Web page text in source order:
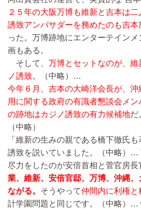
２５年の大阪万博も維新と吉本は二
誘致アンバサダーを務めたのも吉
った。万博跡地にエンターテイン
画もある。
そして、 万博とセットなのが、
ノ誘致。
（中略）…
今年６月、吉本の大崎洋会長が、沖
用に関する政府の有識者懇談会メ
の跡地はカジノ誘致の有力候補地だ
（中略）
「維新の生みの親である橋下徹氏
誘致を説いていました。
（中略）…
尽力をしたのが安倍首相と菅官房長
業、維新、安倍官邸、万博、沖縄
ながる。 そうやって仲間内に利権と
計学園問題と同じです。
（中略）…